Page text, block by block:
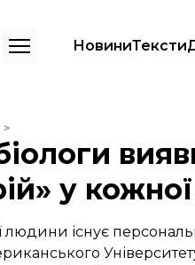
НовиниТексти
персональну «хмару бактерій»
у
існує